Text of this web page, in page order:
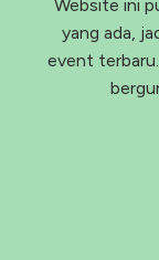
Website ini
yang ada,
event